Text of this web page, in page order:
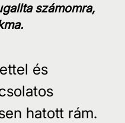
számomra,
és
hatott rám.